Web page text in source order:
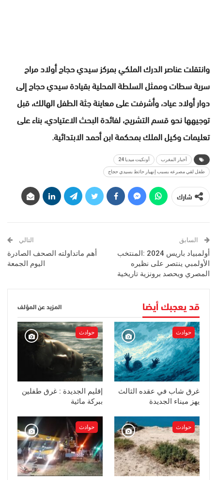
وانتقلت عناصر الدرك الملكي بمركز سيدي حجاج أولاد مراح
سرية سطات وممثل السلطة المحلية بقيادة سيدي حجاج إلى
دوار أولاد عياد، وأشرفت على معاينة جثة الطفل الهالك، قبل
توجيهها نحو قسم التشريح، لفائدة البحث الاعتيادي، بناء على
تعليمات وكيل الملك بمحكمة ابن أحمد الابتدائية.
أخبار المغرب أونكيت ميديا 24
طفل لقي مصرعه بسبب إنهيار حائط بسيدي حجاج
شارك
السابق
أولمبياد باريس 2024 :المنتخب
الأولمبي ينتصر على نظيره
المصري ويحصد برونزية تاريخية
التالي
أهم ماتداولته الصحف الصادرة
اليوم الجمعة
قد يعجبك أيضا المزيد عن المؤلف
حوادث
غرق شاب في عقده الثالث
يهز ميناء الجديدة
حوادث
إقليم الجديدة : غرق طفلين
ببركة مائية
حوادث حوادث